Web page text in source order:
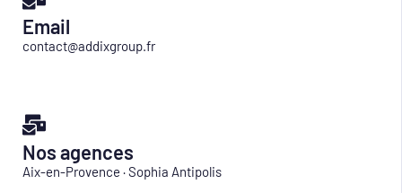
Email
contact@addixgroup.fr
Nos agences
Aix-en-Provence · Sophia Antipolis